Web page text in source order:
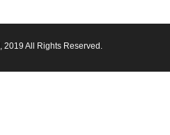
, 2019 All Rights Reserved.